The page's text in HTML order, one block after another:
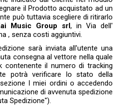
il Prodotto acquistato ad un
può tuttavia scegliere di ritirarlo
Music Group srl, in Via dell'
, senza costi aggiuntivi.
sarà inviata all'utente una
consegna al vettore nella quale
contenente il numero di tracking
potrà verificare lo stato della
I miei ordini o accedendo
di avvenuta spedizione
Spedizione").